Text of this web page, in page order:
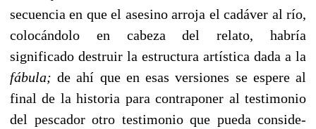
secuencia en que el asesino arroja el cadáver al río,
colocándolo en cabeza del relato, habría
significado destruir la estructura artística dada a la
fábula;de ahí que en esas versiones se espere al
final de la historia para contraponer al testimonio
del pescador otro testimonio que pueda conside­